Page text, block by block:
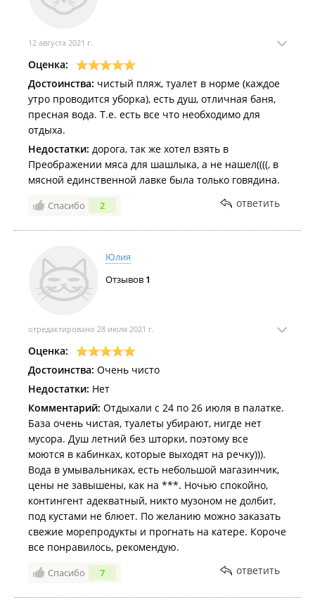
12 августа 2021 г.
Оценка:
Достоинства: чистый пляж, туалет в норме (каждое
утро проводится уборка), есть душ, отличная баня,
пресная вода. Т.е. есть все что необходимо для
отдыха.
Недостатки: дорога, так же хотел взять в
Преображении мяса для шашлыка, а не нашел((((, в
мясной единственной лавке была только говядина.
Спасибо 2 ответить
Юлия
Отзывов 1
отредактировано 28 июля 2021 г.
Оценка:
Достоинства: Очень чисто
Недостатки: Нет
Комментарий: Отдыхали с 24 по 26 июля в палатке.
База очень чистая, туалеты убирают, нигде нет
мусора. Душ летний без шторки, поэтому все
моются в кабинках, которые выходят на речку))).
Вода в умывальниках, есть небольшой магазинчик,
цены не завышены, как на ***. Ночью спокойно,
контингент адекватный, никто музоном не долбит,
под кустами не блюет. По желанию можно заказать
свежие морепродукты и прогнать на катере. Короче
все понравилось, рекомендую.
Спасибо 7 ответить